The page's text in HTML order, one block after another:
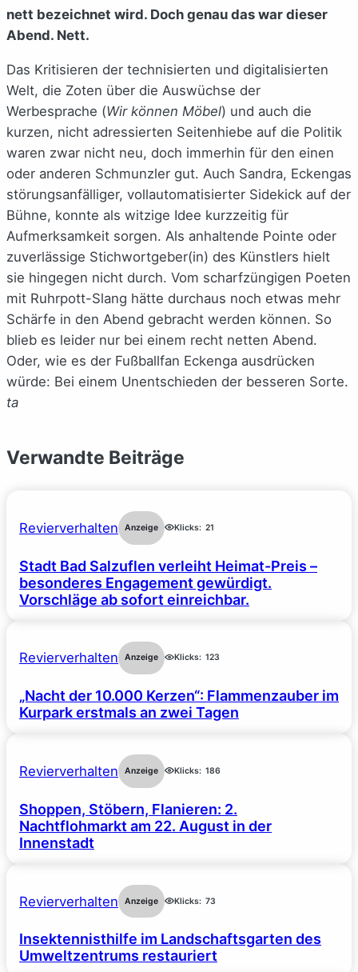
nett bezeichnet wird. Doch genau das war dieser
Abend. Nett.
Das Kritisieren der technisierten und digitalisierten
Welt, die Zoten über die Auswüchse der
Werbesprache (Wir können Möbel) und auch die
kurzen, nicht adressierten Seitenhiebe auf die Politik
waren zwar nicht neu, doch immerhin für den einen
oder anderen Schmunzler gut. Auch Sandra, Eckengas
störungsanfälliger, vollautomatisierter Sidekick auf der
Bühne, konnte als witzige Idee kurzzeitig für
Aufmerksamkeit sorgen. Als anhaltende Pointe oder
zuverlässige Stichwortgeber(in) des Künstlers hielt
sie hingegen nicht durch. Vom scharfzüngigen Poeten
mit Ruhrpott-Slang hätte durchaus noch etwas mehr
Schärfe in den Abend gebracht werden können. So
blieb es leider nur bei einem recht netten Abend.
Oder, wie es der Fußballfan Eckenga ausdrücken
würde: Bei einem Unentschieden der besseren Sorte.
ta
Verwandte Beiträge
Revierverhalten Anzeige Klicks: 21
Stadt Bad Salzuflen verleiht Heimat-Preis –
besonderes Engagement gewürdigt.
Vorschläge ab sofort einreichbar.
Revierverhalten Anzeige Klicks: 123
„Nacht der 10.000 Kerzen“: Flammenzauber im
Kurpark erstmals an zwei Tagen
Revierverhalten Anzeige Klicks: 186
Shoppen, Stöbern, Flanieren: 2.
Nachtflohmarkt am 22. August in der
Innenstadt
Revierverhalten Anzeige Klicks: 73
Insektennisthilfe im Landschaftsgarten des
Umweltzentrums restauriert